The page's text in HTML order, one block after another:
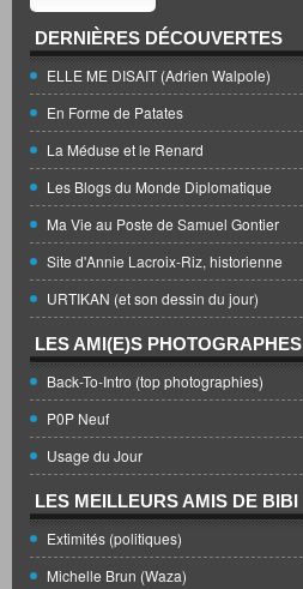
DERNIÈRES DÉCOUVERTES
ELLE ME DISAIT (Adrien Walpole)
En Forme de Patates
La Méduse et le Renard
Les Blogs du Monde Diplomatique
Ma Vie au Poste de Samuel Gontier
Site d'Annie Lacroix-Riz, historienne
URTIKAN (et son dessin du jour)
LES AMI(E)S PHOTOGRAPHES
Back-To-Intro (top photographies)
P0P Neuf
Usage du Jour
LES MEILLEURS AMIS DE BIBI
Extimités (politiques)
Michelle Brun (Waza)